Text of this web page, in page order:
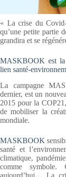
« La crise du
qu’une petite partie
grandira et se
MASKBOOK est la
lien santé-
La campagne
dernier, est un
2015 pour la
de mobiliser la
mondiale.
MASKBOOK
santé et
climatique,
comme